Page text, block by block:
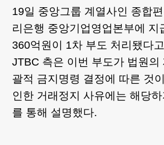
19일 중앙그룹 계열사인 종합
리은행 중앙기업영업본부에 지
360억원이 1차 부도 처리됐다
JTBC 측은 이번 부도가 법원의
괄적 금지명령 결정에 따른 것
인한 거래정지 사유에는 해당하
를 통해 설명했다.